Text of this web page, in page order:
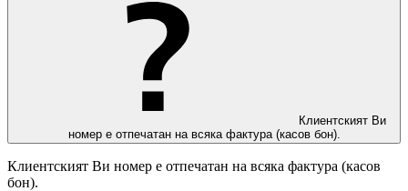
Клиентският Ви
номер е отпечатан на всяка фактура (касов бон).
Клиентският Ви номер е отпечатан на всяка фактура (касов
бон).